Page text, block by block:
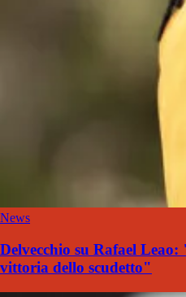
News
Delvecchio su Rafael
vittoria dello scudetto"